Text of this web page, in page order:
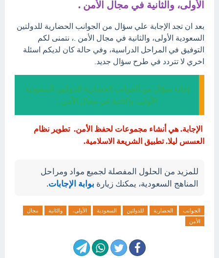
الأولى، والثانية في مجال الأمن .
بعد ان تجد الإجابة علي سؤال من الجوانب الحضارية للدولتين
السعودية الأولى، والثانية في مجال الأمن .، نتمنى لكم
التوفيق في المراحل الدراسية، وفي حالة كان لديكم اسئلة
اخري لا تتردد في طرح سؤال جديد.
إجابة سؤال من الجوانب الحضارية للدولتين السعودية
الأولى، والثانية في مجال الأمن .
الإجابة. هي أنشاء مجموعات لحفظ الأمن. تطوير نظام
العسس ليلا. تطبيق الشريعة الاسلامية.
للمزيد من الحلول المفصلة لجميع مواد ومراحل
المناهج السعودية، يمكنك زيارة بوابة الإجابات.
الجوانب الحضارية للدولتين السعودية الأولى، والثانية
مجال
الأمن